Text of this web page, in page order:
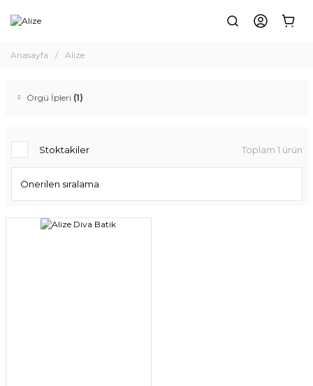
Anasayfa Alize
Örgü İpleri (1)
Stoktakiler Toplam 1 ürün